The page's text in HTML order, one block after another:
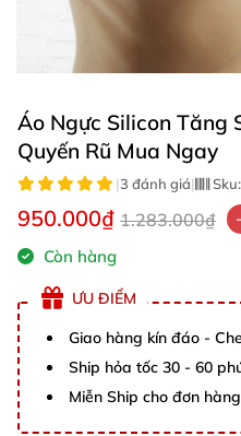
Áo Ngực Silicon Tăng
Quyến Rũ Mua Ngay
|3 đánh giá| Sku:
950.000₫ 1.283.000₫
Còn hàng
ƯU ĐIỂM
Giao hàng kín đáo -
Ship hỏa tốc 30 - 60
Miễn Ship cho đơn